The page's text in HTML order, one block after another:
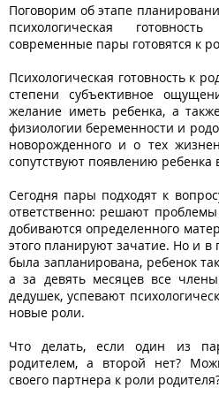
Поговорим об этапе
психологическая
современные пары готовятся к
Психологическая готовность к
степени субъективное
желание иметь ребенка, а
физиологии беременности и
новорожденного и о тех
сопутствуют появлению ребенка
Сегодня пары подходят к
ответственно: решают
добиваются определенного
этого планируют зачатие. Но и в
была запланирована, ребенок
а за девять месяцев все
дедушек, успевают
новые роли.
Что делать, если один из
родителем, а второй нет?
своего партнера к роли